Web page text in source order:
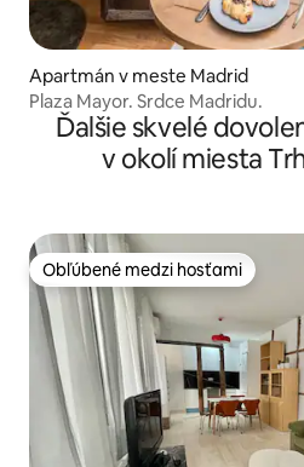
Apartmán v meste Madrid
Plaza Mayor. Srdce Madridu.
Ďalšie skvelé
v okolí miesta
Obľúbené medzi hosťami
Obľúbené medzi hosťami